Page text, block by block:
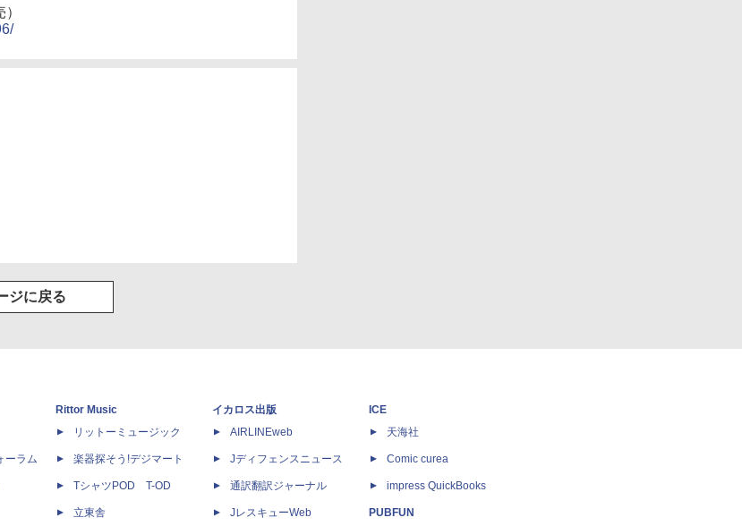
ジに戻る
ーラム
Rittor Music
リットーミュージック
楽器探そう!デジマート
TシャツPOD T-OD
立東舎
イカロス出版
AIRLINEweb
Jディフェンスニュース
通訳翻訳ジャーナル
JレスキューWeb
ICE
天海社
Comic curea
impress QuickBooks
PUBFUN